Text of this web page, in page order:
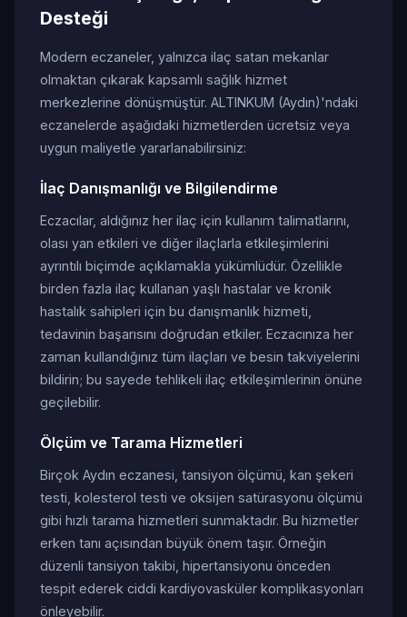
Desteği
Modern eczaneler, yalnızca ilaç satan mekanlar
olmaktan çıkarak kapsamlı sağlık hizmet
merkezlerine dönüşmüştür. ALTINKUM (Aydın)'ndaki
eczanelerde aşağıdaki hizmetlerden ücretsiz veya
uygun maliyetle yararlanabilirsiniz:
İlaç Danışmanlığı ve Bilgilendirme
Eczacılar, aldığınız her ilaç için kullanım talimatlarını,
olası yan etkileri ve diğer ilaçlarla etkileşimlerini
ayrıntılı biçimde açıklamakla yükümlüdür. Özellikle
birden fazla ilaç kullanan yaşlı hastalar ve kronik
hastalık sahipleri için bu danışmanlık hizmeti,
tedavinin başarısını doğrudan etkiler. Eczacınıza her
zaman kullandığınız tüm ilaçları ve besin takviyelerini
bildirin; bu sayede tehlikeli ilaç etkileşimlerinin önüne
geçilebilir.
Ölçüm ve Tarama Hizmetleri
Birçok Aydın eczanesi, tansiyon ölçümü, kan şekeri
testi, kolesterol testi ve oksijen satürasyonu ölçümü
gibi hızlı tarama hizmetleri sunmaktadır. Bu hizmetler
erken tanı açısından büyük önem taşır. Örneğin
düzenli tansiyon takibi, hipertansiyonu önceden
tespit ederek ciddi kardiyovasküler komplikasyonları
önleyebilir.